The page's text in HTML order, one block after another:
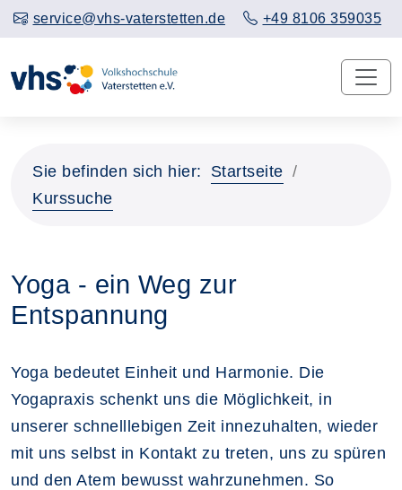
service@vhs-vaterstetten.de +49 8106 359035
Sie befinden sich hier:
Startseite
Kurssuche
Yoga - ein Weg zur
Entspannung
Yoga bedeutet Einheit und Harmonie. Die
Yogapraxis schenkt uns die Möglichkeit, in
unserer schnelllebigen Zeit innezuhalten, wieder
mit uns selbst in Kontakt zu treten, uns zu spüren
und den Atem bewusst wahrzunehmen. So